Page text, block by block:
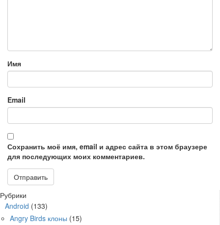
Имя
Email
Сохранить моё имя, email и адрес сайта в этом браузере
для последующих моих комментариев.
Рубрики
Android (133)
Angry Birds клоны (15)